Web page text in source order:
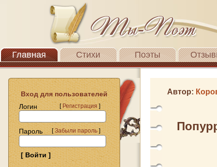
Главная Стихи Поэты
Вход для пользователей
Логин
[Регистрация]
Пароль [Забыли пароль]
Автор: